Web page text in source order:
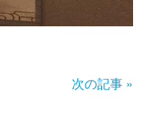
次の記事 »